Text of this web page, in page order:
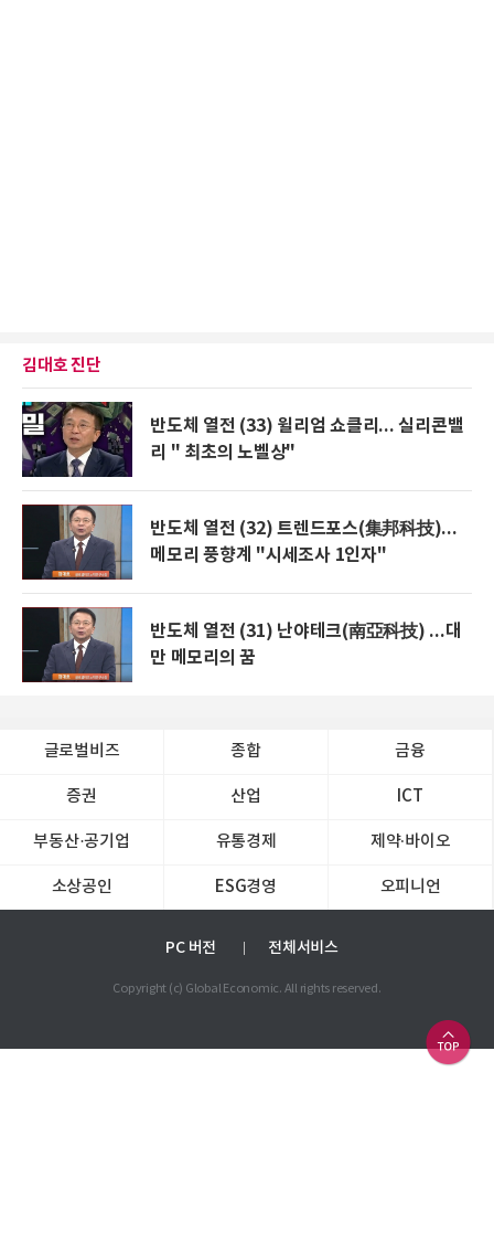
김대호 진단
반도체 열전 (33) 윌리엄 쇼클리... 실리콘밸
리 " 최초의 노벨상"
반도체 열전 (32) 트렌드포스(集邦科技)...
메모리 풍향계 "시세조사 1인자"
반도체 열전 (31) 난야테크(南亞科技) ...대
만 메모리의 꿈
글로벌비즈 종합 금융
증권 산업 ICT
부동산·공기업 유통경제 제약∙바이오
소상공인 ESG경영 오피니언
PC 버전 전체서비스
Copyright (c) Global Economic. All rights reserved.